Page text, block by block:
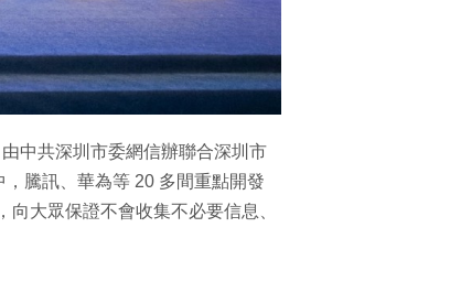
中共深圳市委網信辦聯合深圳市
騰訊、華為等 20 多間重點開發
大眾保證不會收集不必要信息、